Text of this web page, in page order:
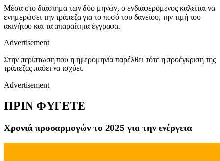
Μέσα στο διάστημα των δύο μηνών, ο ενδιαφερόμενος καλείται να
ενημερώσει την τράπεζα για το ποσό του δανείου, την τιμή του
ακινήτου και τα απαραίτητα έγγραφα.
Advertisement
Στην περίπτωση που η ημερομηνία παρέλθει τότε η προέγκριση της
τράπεζας παύει να ισχύει.
Advertisement
ΠΡΙΝ ΦΥΓΕΤΕ
Χρονιά προσαρμογών το 2025 για την ενέργεια